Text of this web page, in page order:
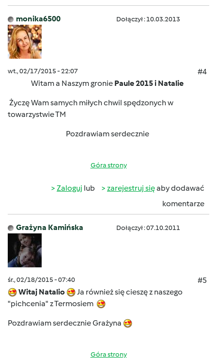
monika6500 Dołączył : 10.03.2013
wt., 02/17/2015 - 22:07
#4
Witam a Naszym gronie Paule 2015 i Natalie
Życzę Wam samych miłych chwil spędzonych w
towarzystwie TM
Pozdrawiam serdecznie
Góra strony
Zaloguj lub zarejestruj sięaby dodawać
komentarze
Grażyna Kamińska Dołączył : 07.10.2011
śr., 02/18/2015 - 07:40
#5
Witaj Natalio
Ja również się cieszę z naszego
"pichcenia" z Termosiem
Pozdrawiam serdecznie Grażyna
Góra strony